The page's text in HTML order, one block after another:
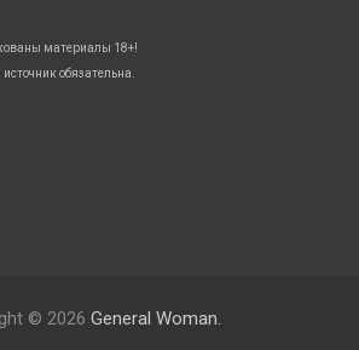
материалы 18+!
обязательна.
© 2026 General Woman.